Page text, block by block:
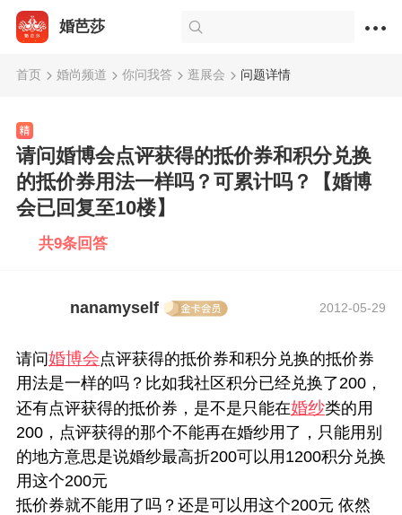
婚芭莎
首页 婚尚频道 你问我答 逛展会 问题详情
请问婚博会点评获得的抵价券和积分兑换
的抵价券用法一样吗？可累计吗？【婚博
会已回复至10楼】
共9条回答
nanamyself 2012-05-29
请问婚博会点评获得的抵价券和积分兑换的抵价券
用法是一样的吗？比如我社区积分已经兑换了200，
还有点评获得的抵价券，是不是只能在婚纱类的用
200，点评获得的那个不能再在婚纱用了，只能用别
的地方意思是说婚纱最高折200可以用1200积分兑换
用这个200元
抵价券就不能用了吗？还是可以用这个200元 依然